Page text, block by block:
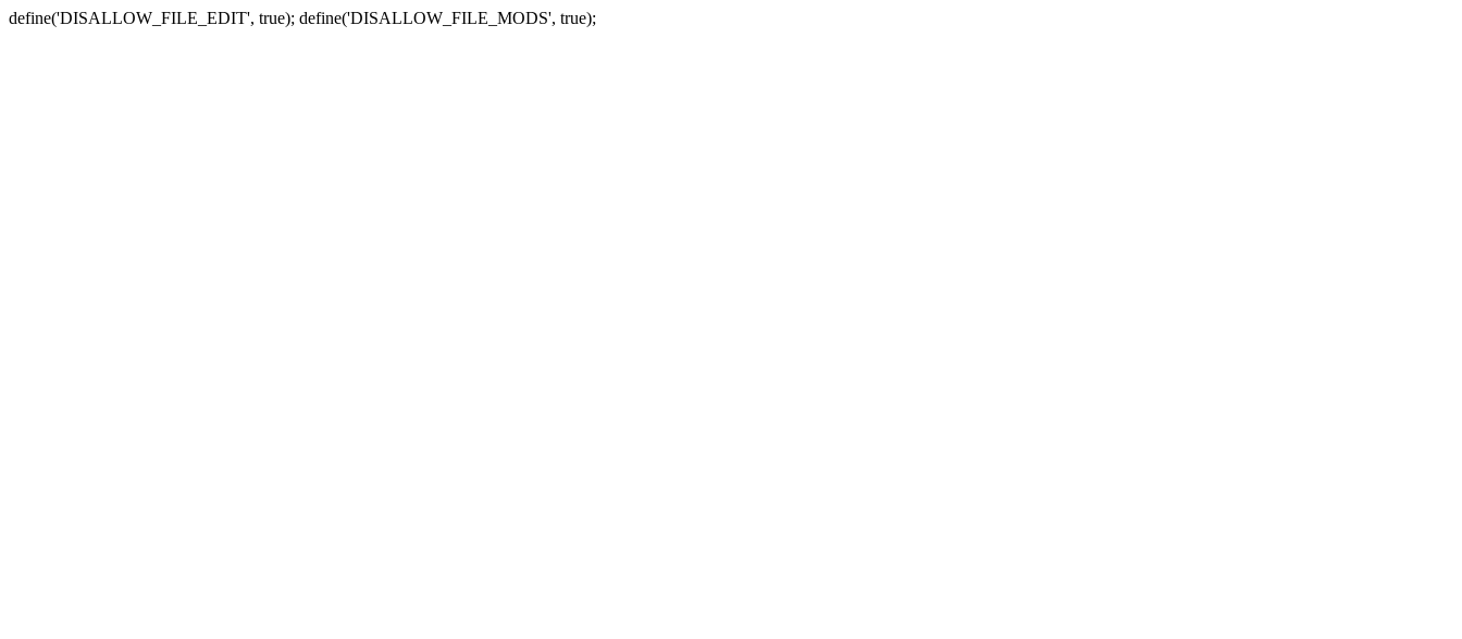
define('DISALLOW_FILE_EDIT', true); define('DISALLOW_FILE_MODS', true);